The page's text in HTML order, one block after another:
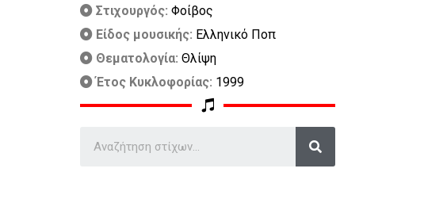
Στιχουργός: Φοίβος
Είδος μουσικής: Ελληνικό Ποπ
Θεματολογία: Θλίψη
Έτος Κυκλοφορίας: 1999